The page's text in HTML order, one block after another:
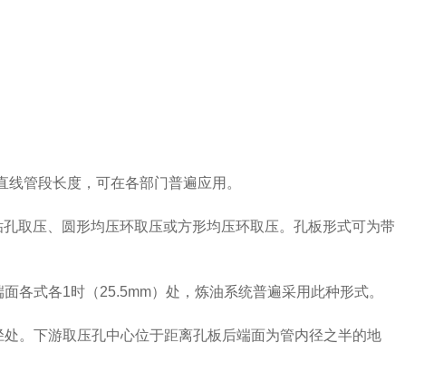
管段长度，可在各部门普遍应用。
取压、圆形均压环取压或方形均压环取压。孔板形式可为带
各式各1时（25.5mm）处，炼油系统普遍采用此种形式。
。下游取压孔中心位于距离孔板后端面为管内径之半的地